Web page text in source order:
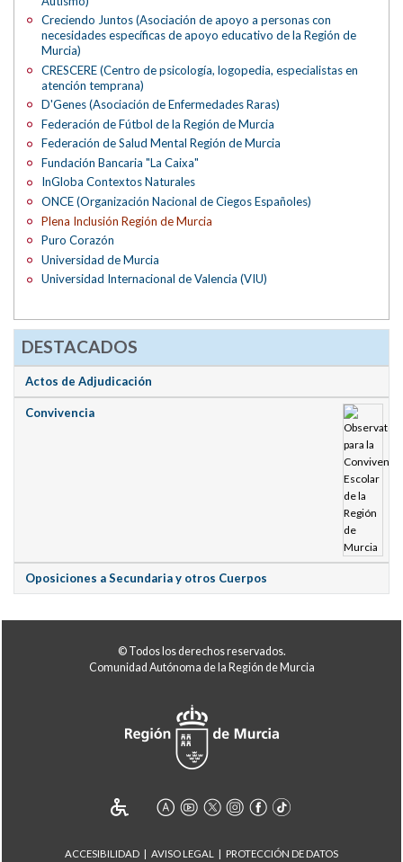
Creciendo Juntos (Asociación de apoyo a personas con
necesidades específicas de apoyo educativo de la Región de
Murcia)
CRESCERE (Centro de psicología, logopedia, especialistas en
atención temprana)
D'Genes (Asociación de Enfermedades Raras)
Federación de Fútbol de la Región de Murcia
Federación de Salud Mental Región de Murcia
Fundación Bancaria "La Caixa"
InGloba Contextos Naturales
ONCE (Organización Nacional de Ciegos Españoles)
Plena Inclusión Región de Murcia
Puro Corazón
Universidad de Murcia
Universidad Internacional de Valencia (VIU)
DESTACADOS
Actos de Adjudicación
Convivencia
Oposiciones a Secundaria y otros Cuerpos
© Todos los derechos reservados.
Comunidad Autónoma de la Región de Murcia
ACCESIBILIDAD AVISO LEGAL PROTECCIÓN DE DATOS